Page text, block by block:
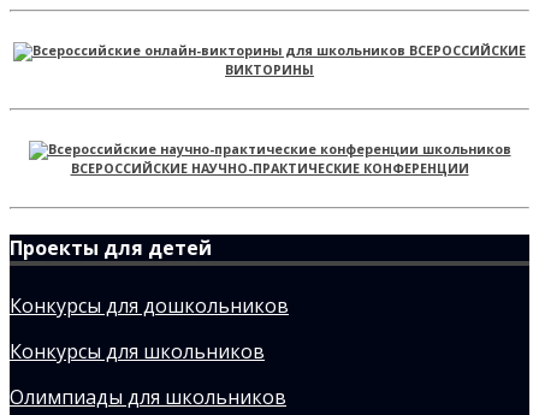
ВСЕРОССИЙСКИЕ
ВИКТОРИНЫ
ВСЕРОССИЙСКИЕ НАУЧНО-ПРАКТИЧЕСКИЕ КОНФЕРЕНЦИИ
Проекты для детей
Конкурсы для дошкольников
Конкурсы для школьников
Олимпиады для школьников